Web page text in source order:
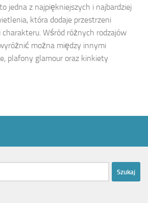
jedna z najpiękniejszych i najbardziej
która dodaje przestrzeni
Wśród różnych rodzajów
można między innymi
plafony glamour oraz kinkiety